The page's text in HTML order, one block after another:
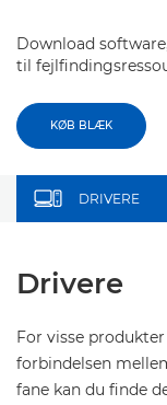
Download
til
KØB BLÆK
DRIVERE
Drivere
For visse
forbindelsen
fane kan du finde